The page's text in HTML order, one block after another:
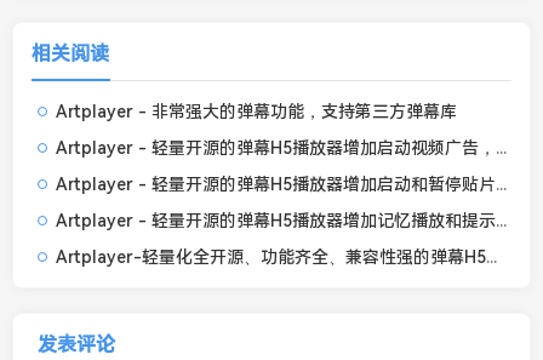
相关阅读
Artplayer - 非常强大的弹幕功能，支持第三方弹幕库
Artplayer - 轻量开源的弹幕H5播放器增加启动视频广告，能关闭可全屏
Artplayer - 轻量开源的弹幕H5播放器增加启动和暂停贴片广告
Artplayer - 轻量开源的弹幕H5播放器增加记忆播放和提示框
Artplayer-轻量化全开源、功能齐全、兼容性强的弹幕H5播放器
发表评论